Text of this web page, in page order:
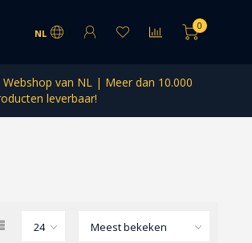
NL
0
van NL | Meer dan 10.000
leverbaar!